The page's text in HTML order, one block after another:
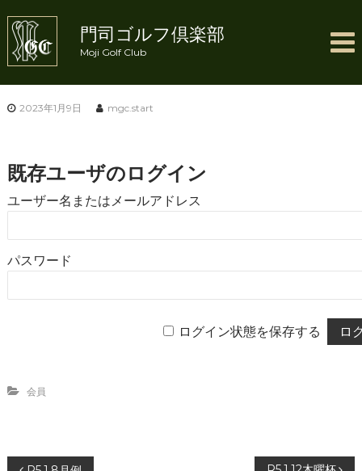
ス
門司ゴルフ倶楽部
Moji Golf Club
2023年1月9日 mgc.start
既存ユーザのログイン
ユーザー名またはメールアドレス
パスワード
ログイン状態を保存する
会員